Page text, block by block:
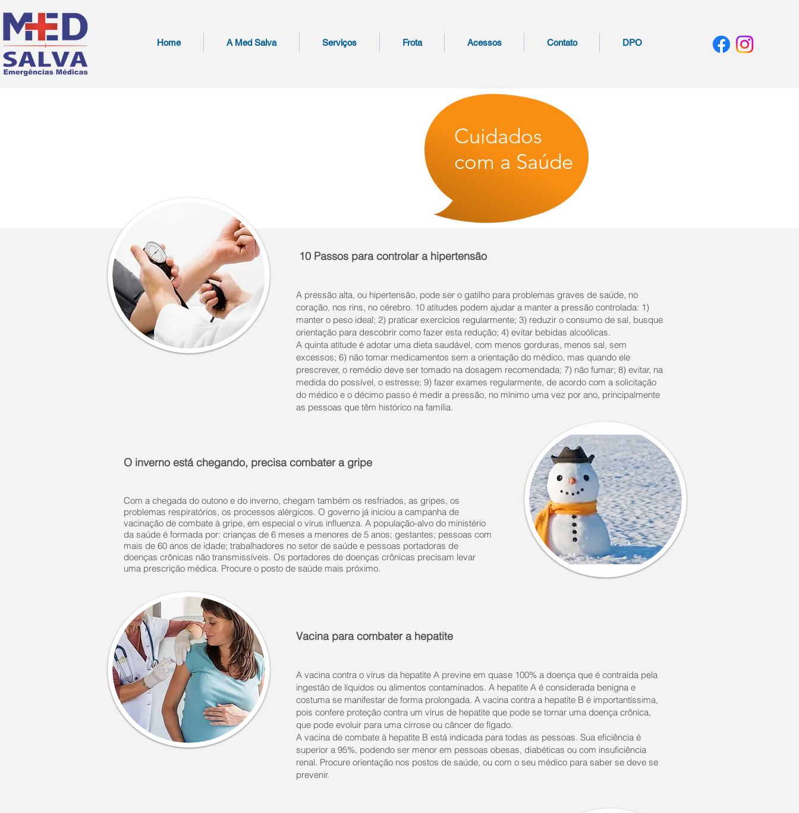
Home A Med Salva Serviços Frota Acessos Contato DPO
Cuidados
com a Saúde
10 Passos para controlar a hipertensão
A pressão alta, ou hipertensão, pode ser o gatilho para problemas graves de saúde, no
coração, nos rins, no cérebro. 10 atitudes podem ajudar a manter a pressão controlada: 1)
manter o peso ideal; 2) praticar exercícios regularmente; 3) reduzir o consumo de sal, busque
orientação para descobrir como fazer esta redução; 4) evitar bebidas alcoólicas.
A quinta atitude é adotar uma dieta saudável, com menos gorduras, menos sal, sem
excessos; 6) não tomar medicamentos sem a orientação do médico, mas quando ele
prescrever, o remédio deve ser tomado na dosagem recomendada; 7) não fumar; 8) evitar, na
medida do possível, o estresse; 9) fazer exames regularmente, de acordo com a solicitação
do médico e o décimo passo é medir a pressão, no mínimo uma vez por ano, principalmente
as pessoas que têm histórico na família.
O inverno está chegando, precisa combater a gripe
Com a chegada do outono e do inverno, chegam também os resfriados, as gripes, os
problemas respiratórios, os processos alérgicos. O governo já iniciou a campanha de
vacinação de combate à gripe, em especial o vírus influenza. A população-alvo do ministério
da saúde é formada por: crianças de 6 meses a menores de 5 anos; gestantes; pessoas com
mais de 60 anos de idade; trabalhadores no setor de saúde e pessoas portadoras de
doenças crônicas não transmissíveis. Os portadores de doenças crônicas precisam levar
uma prescrição médica. Procure o posto de saúde mais próximo.
Vacina para combater a hepatite
A vacina contra o vírus da hepatite A previne em quase 100% a doença que é contraída pela
ingestão de líquidos ou alimentos contaminados. A hepatite A é considerada benigna e
costuma se manifestar de forma prolongada. A vacina contra a hepatite B é importantíssima,
pois confere proteção contra um vírus de hepatite que pode se tornar uma doença crônica,
que pode evoluir para uma cirrose ou câncer de fígado.
A vacina de combate à hepatite B está indicada para todas as pessoas. Sua eficiência é
superior a 95%, podendo ser menor em pessoas obesas, diabéticas ou com insuficiência
renal. Procure orientação nos postos de saúde, ou com o seu médico para saber se deve se
prevenir.